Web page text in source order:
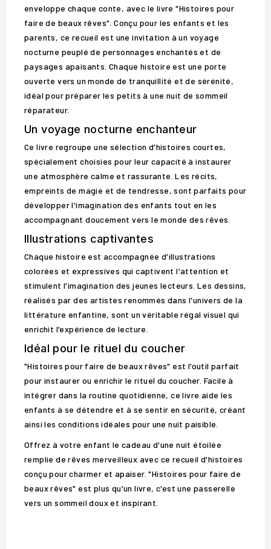
enveloppe chaque conte, avec le livre "Histoires pour
faire de beaux rêves". Conçu pour les enfants et les
parents, ce recueil est une invitation à un voyage
nocturne peuplé de personnages enchantés et de
paysages apaisants. Chaque histoire est une porte
ouverte vers un monde de tranquillité et de sérénité,
idéal pour préparer les petits à une nuit de sommeil
réparateur.
Un voyage nocturne enchanteur
Ce livre regroupe une sélection d'histoires courtes,
spécialement choisies pour leur capacité à instaurer
une atmosphère calme et rassurante. Les récits,
empreints de magie et de tendresse, sont parfaits pour
développer l'imagination des enfants tout en les
accompagnant doucement vers le monde des rêves.
Illustrations captivantes
Chaque histoire est accompagnée d'illustrations
colorées et expressives qui captivent l'attention et
stimulent l'imagination des jeunes lecteurs. Les dessins,
réalisés par des artistes renommés dans l'univers de la
littérature enfantine, sont un véritable régal visuel qui
enrichit l'expérience de lecture.
Idéal pour le rituel du coucher
"Histoires pour faire de beaux rêves" est l'outil parfait
pour instaurer ou enrichir le rituel du coucher. Facile à
intégrer dans la routine quotidienne, ce livre aide les
enfants à se détendre et à se sentir en sécurité, créant
ainsi les conditions idéales pour une nuit paisible.
Offrez à votre enfant le cadeau d'une nuit étoilée
remplie de rêves merveilleux avec ce recueil d'histoires
conçu pour charmer et apaiser. "Histoires pour faire de
beaux rêves" est plus qu'un livre, c'est une passerelle
vers un sommeil doux et inspirant.